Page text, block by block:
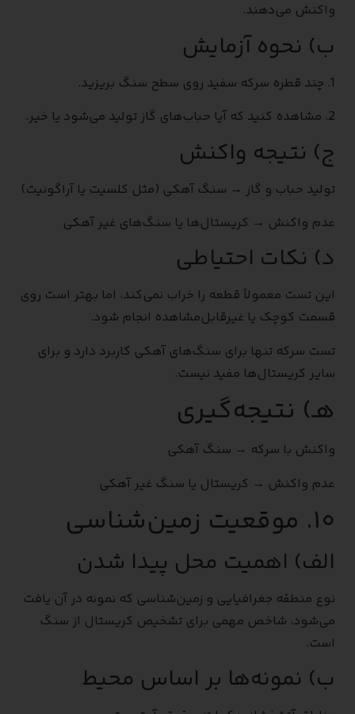
واکنش می‌دهند.
ب) نحوه آزمایش
1. چند قطره سرکه سفید روی سطح سنگ بریزید.
2. مشاهده کنید که آیا حباب‌های گاز تولید می‌شود یا خیر.
ج) نتیجه واکنش
تولید حباب و گاز → سنگ آهکی (مثل کلسیت یا آراگونیت)
عدم واکنش → کریستال‌ها یا سنگ‌های غیر آهکی
د) نکات احتیاطی
این تست معمولاً قطعه را خراب نمی‌کند، اما بهتر است روی
قسمت کوچک یا غیرقابل‌مشاهده انجام شود.
تست سرکه تنها برای سنگ‌های آهکی کاربرد دارد و برای
سایر کریستال‌ها مفید نیست.
هـ) نتیجه‌گیری
واکنش با سرکه → سنگ آهکی
عدم واکنش → کریستال یا سنگ غیر آهکی
۱۰. موقعیت زمین‌شناسی
الف) اهمیت محل پیدا شدن
نوع منطقه جغرافیایی و زمین‌شناسی که نمونه در آن یافت
می‌شود، شاخص مهمی برای تشخیص کریستال از سنگ
است.
ب) نمونه‌ها بر اساس محیط